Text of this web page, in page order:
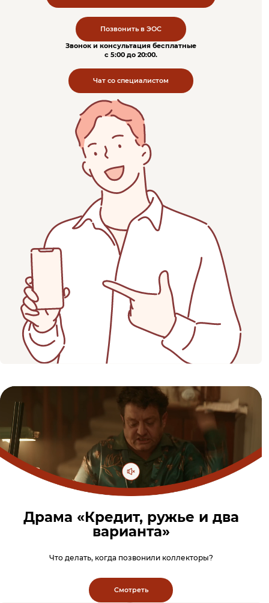
Позвонить в ЭОС
Звонок и консультация бесплатные
c 5:00 до 20:00.
Чат со специалистом
Драма «Кредит, ружье и два
варианта»
Что делать, когда позвонили коллекторы?
Смотреть